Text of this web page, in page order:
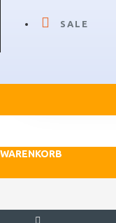
SALE
WARENKORB